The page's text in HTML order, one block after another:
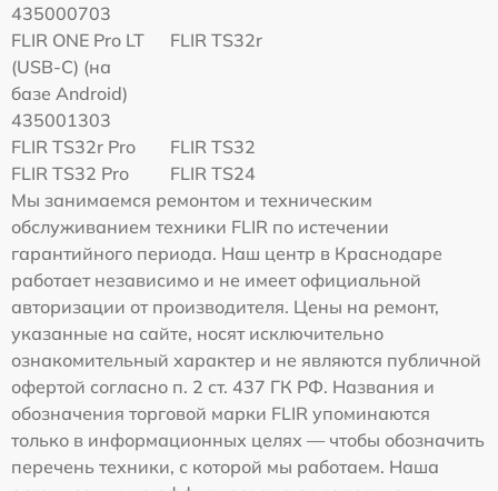
435000703
FLIR ONE Pro LT
(USB-C) (на
базе Android)
435001303
FLIR TS32r
FLIR TS32r Pro
FLIR TS32
FLIR TS32 Pro
FLIR TS24
Мы занимаемся ремонтом и техническим
обслуживанием техники FLIR по истечении
гарантийного периода. Наш центр в Краснодаре
работает независимо и не имеет официальной
авторизации от производителя. Цены на ремонт,
указанные на сайте, носят исключительно
ознакомительный характер и не являются публичной
офертой согласно п. 2 ст. 437 ГК РФ. Названия и
обозначения торговой марки FLIR упоминаются
только в информационных целях — чтобы обозначить
перечень техники, с которой мы работаем. Наша